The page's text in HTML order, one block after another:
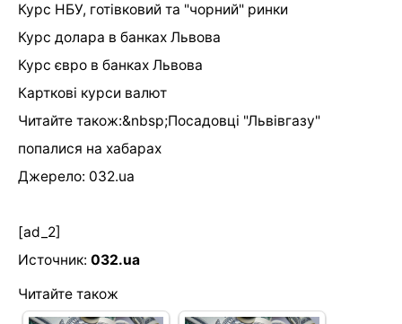
Курс НБУ, готівковий та "чорний" ринки
Курс долара в банках Львова
Курс євро в банках Львова
Карткові курси валют
Читайте також:&nbsp;Посадовці "Львівгазу"
попалися на хабарах
Джерело: 032.ua
[ad_2]
Источник: 032.ua
Читайте також